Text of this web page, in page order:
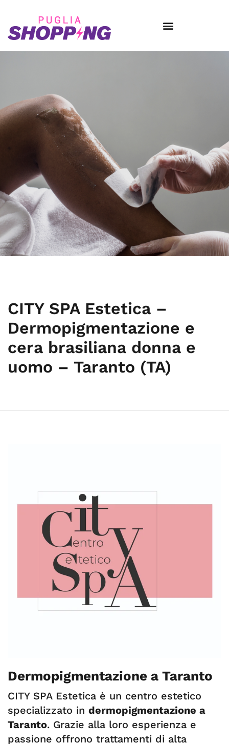
CITY SPA Estetica –
Dermopigmentazione e
cera brasiliana donna e
uomo – Taranto (TA)
Dermopigmentazione a Taranto
CITY SPA Estetica è un centro estetico
specializzato in dermopigmentazione a
Taranto. Grazie alla loro esperienza e
passione offrono trattamenti di alta